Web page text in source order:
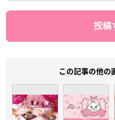
この記事の他の